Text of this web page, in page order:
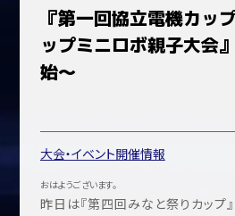
『第一回協立電機カッ
ップミニロボ親子大会
始～
大会・イベント開催情報
おはようございます。
昨日は『第四回みなと祭りカップ